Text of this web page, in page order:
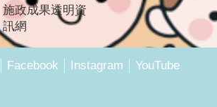
施政成果透明資
訊網
Facebook Instagram YouTube